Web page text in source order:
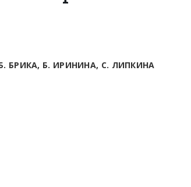
БРИКА, Б. ИРИНИНА, С. ЛИПКИНА